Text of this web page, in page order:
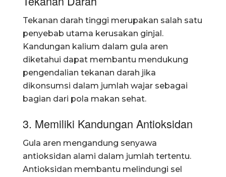
Tekanan darah tinggi merupakan salah satu
penyebab utama kerusakan ginjal.
Kandungan kalium dalam gula aren
diketahui dapat membantu mendukung
pengendalian tekanan darah jika
dikonsumsi dalam jumlah wajar sebagai
bagian dari pola makan sehat.
3. Memiliki Kandungan Antioksidan
Gula aren mengandung senyawa
antioksidan alami dalam jumlah tertentu.
Antioksidan membantu melindungi sel